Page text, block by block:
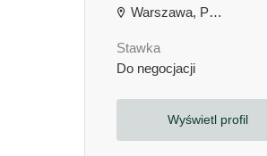
Warszawa, Polska
Stawka
Do negocjacji
Wyświetl profil